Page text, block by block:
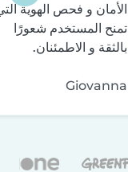
الأمان و فحص الهوية
تمنح المستخدم شعورًا
بالثقة و الاطمئنان.
Giovanna